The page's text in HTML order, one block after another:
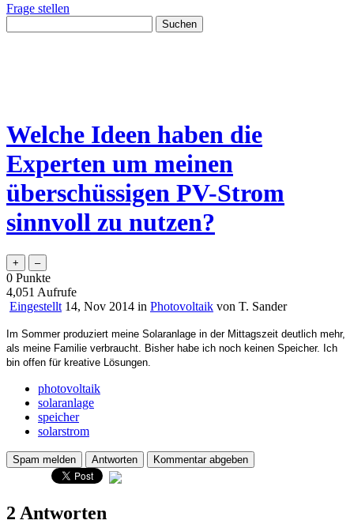
Frage stellen
Welche Ideen haben die
Experten um meinen
überschüssigen PV-Strom
sinnvoll zu nutzen?
0 Punkte
4,051 Aufrufe
Eingestellt 14, Nov 2014 in Photovoltaik von T. Sander
Im Sommer produziert meine Solaranlage in der Mittagszeit deutlich mehr,
als meine Familie verbraucht. Bisher habe ich noch keinen Speicher. Ich
bin offen für kreative Lösungen.
photovoltaik
solaranlage
speicher
solarstrom
2 Antworten